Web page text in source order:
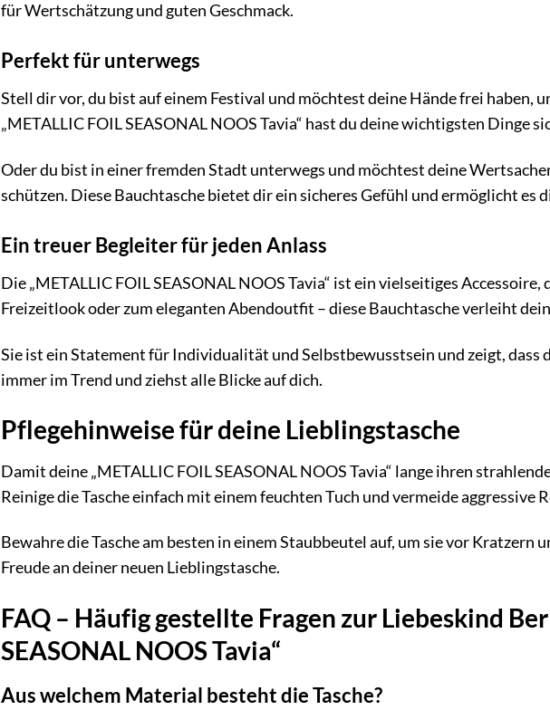
für Wertschätzung und guten Geschmack.
Perfekt für unterwegs
Stell dir vor, du bist auf einem Festival und möchtest deine Hände frei haben,
„METALLIC FOIL SEASONAL NOOS Tavia“ hast du deine wichtigsten
Oder du bist in einer fremden Stadt unterwegs und möchtest deine
schützen. Diese Bauchtasche bietet dir ein sicheres Gefühl und ermöglicht es
Ein treuer Begleiter für jeden Anlass
Die „METALLIC FOIL SEASONAL NOOS Tavia“ ist ein vielseitiges Accessoire,
Freizeitlook oder zum eleganten Abendoutfit – diese Bauchtasche verleiht
Sie ist ein Statement für Individualität und Selbstbewusstsein und zeigt, dass
immer im Trend und ziehst alle Blicke auf dich.
Pflegehinweise für deine Lieblingstasche
Damit deine „METALLIC FOIL SEASONAL NOOS Tavia“ lange ihren
Reinige die Tasche einfach mit einem feuchten Tuch und vermeide aggressive
Bewahre die Tasche am besten in einem Staubbeutel auf, um sie vor Kratzern
Freude an deiner neuen Lieblingstasche.
FAQ – Häufig gestellte Fragen zur Liebeskind
SEASONAL NOOS Tavia“
Aus welchem Material besteht die Tasche?